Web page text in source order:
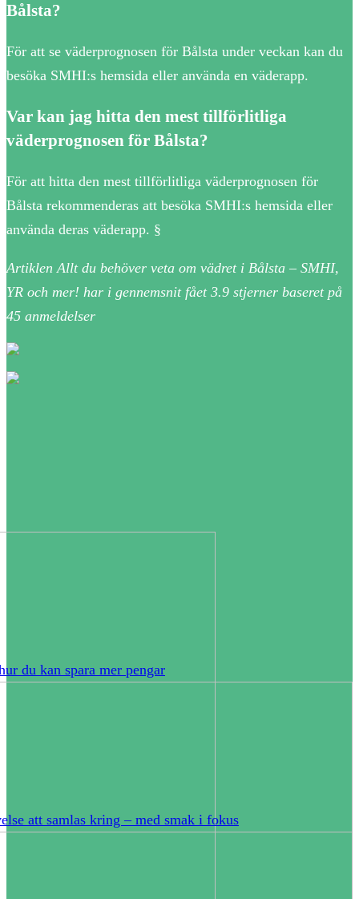
Bålsta?
För att se väderprognosen för Bålsta under veckan kan du
besöka SMHI:s hemsida eller använda en väderapp.
Var kan jag hitta den mest tillförlitliga
väderprognosen för Bålsta?
För att hitta den mest tillförlitliga väderprognosen för
Bålsta rekommenderas att besöka SMHI:s hemsida eller
använda deras väderapp. §
Artiklen Allt du behöver veta om vädret i Bålsta – SMHI,
YR och mer! har i gennemsnit fået 3.9 stjerner baseret på
45 anmeldelser
du kan spara mer pengar
att samlas kring – med smak i fokus